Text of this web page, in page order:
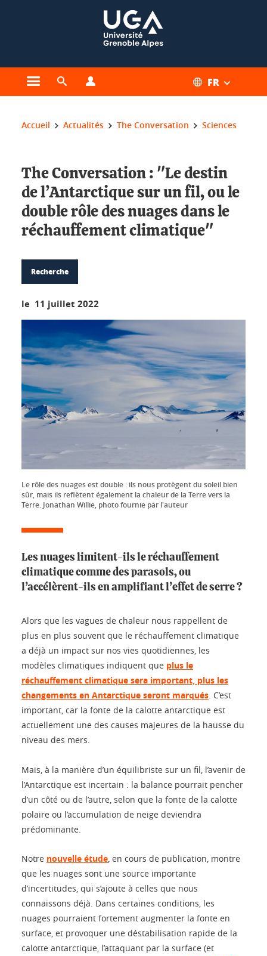
Ouvrir le menu principal
Ouvrir le moteur de recherche FR
Vous êtes ici :
Accueil Actualités The Conversation Sciences
The Conversation : "Le destin
de l’Antarctique sur un fil, ou le
double rôle des nuages dans le
réchauffement climatique"
Recherche
le 11 juillet 2022
Le rôle des nuages est double : ils nous protègent du soleil bien
sûr, mais ils reflètent également la chaleur de la Terre vers la
Terre. Jonathan Willie, photo fournie par l'auteur
Les nuages limitent-ils le réchauffement
climatique comme des parasols, ou
l’accélèrent-ils en amplifiant l’effet de serre ?
Alors que les vagues de chaleur nous rappellent de
plus en plus souvent que le réchauffement climatique
a déjà un impact sur nos vies quotidiennes, les
modèles climatiques indiquent que plus le
réchauffement climatique sera important, plus les
changements en Antarctique seront marqués . C’est
important, car la fonte de la calotte antarctique est
actuellement une des causes majeures de la hausse du
niveau des mers.
Mais, à la manière d’un équilibriste sur un fil, l’avenir de
l’Antarctique est incertain : la balance pourrait pencher
d’un côté ou de l’autre, selon que la fonte de la calotte
polaire ou l’accumulation de neige deviendra
prédominante.
Notre nouvelle étude , en cours de publication, montre
que les nuages sont une source importante
d’incertitudes, qui s’ajoute à celles que nous
connaissons déjà. Dans certaines conditions, les
nuages pourraient fortement augmenter la fonte en
surface, et provoquer une déstabilisation rapide de la
calotte antarctique, l’attaquant par la surface (et